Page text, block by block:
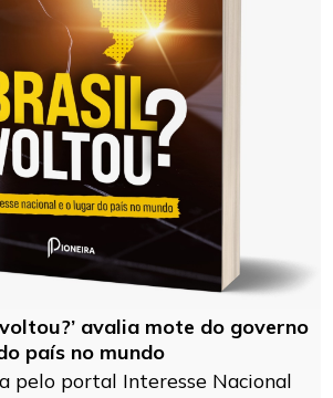
avalia mote do governo
país no mundo
pelo portal Interesse Nacional